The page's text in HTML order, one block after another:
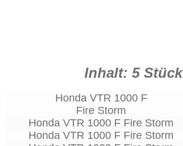
Inhalt: 5 Stück
Honda VTR 1000 F
Fire Storm
Honda VTR 1000 F Fire Storm
Honda VTR 1000 F Fire Storm